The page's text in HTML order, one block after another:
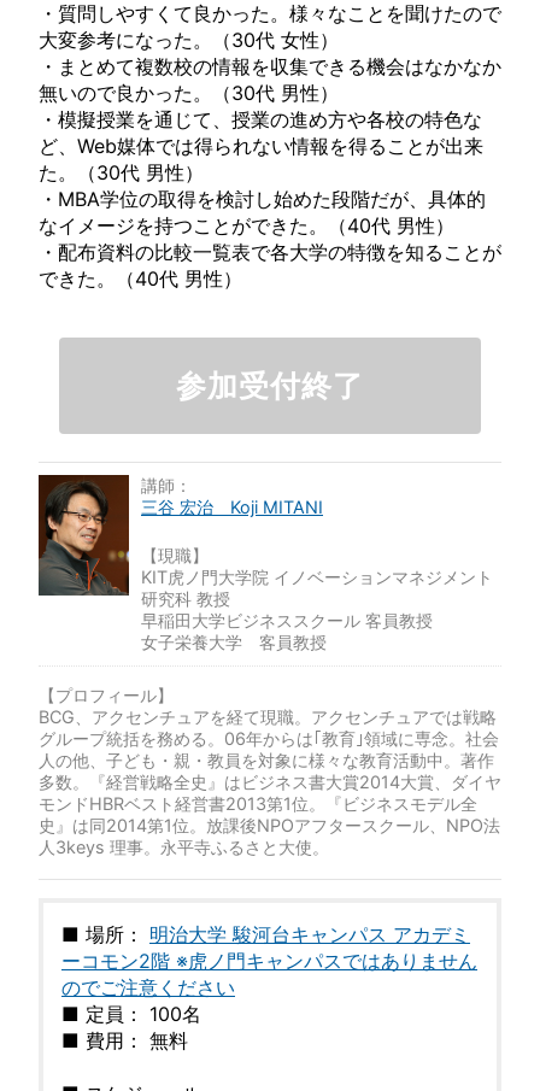
・質問しやすくて良かった。様々なことを聞けたので
大変参考になった。（30代 女性）
・まとめて複数校の情報を収集できる機会はなかなか
無いので良かった。（30代 男性）
・模擬授業を通じて、授業の進め方や各校の特色な
ど、Web媒体では得られない情報を得ることが出来
た。（30代 男性）
・MBA学位の取得を検討し始めた段階だが、具体的
なイメージを持つことができた。（40代 男性）
・配布資料の比較一覧表で各大学の特徴を知ることが
できた。（40代 男性）
参加受付終了
講師：
三谷 宏治 Koji MITANI
【現職】
KIT虎ノ門大学院 イノベーションマネジメント
研究科 教授
早稲田大学ビジネススクール 客員教授
女子栄養大学 客員教授
【プロフィール】
BCG、アクセンチュアを経て現職。アクセンチュアでは戦略
グループ統括を務める。06年からは｢教育｣領域に専念。社会
人の他、子ども・親・教員を対象に様々な教育活動中。著作
多数。『経営戦略全史』はビジネス書大賞2014大賞、ダイヤ
モンドHBRベスト経営書2013第1位。『ビジネスモデル全
史』は同2014第1位。放課後NPOアフタースクール、NPO法
人3keys 理事。永平寺ふるさと大使。
■ 場所： 明治大学 駿河台キャンパス アカデミ
ーコモン2階 ※虎ノ門キャンパスではありません
のでご注意ください
■ 定員： 100名
■ 費用： 無料